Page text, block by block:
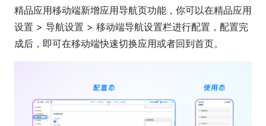
精品应用移动端新增应用导航页功能，你可以在精品应用
设置 > 导航设置 > 移动端导航设置栏进行配置，配置完
成后，即可在移动端快速切换应用或者回到首页。